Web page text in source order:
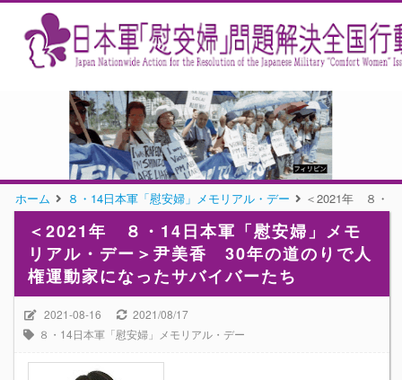
ホーム ８・14日本軍「慰安婦」メモリアル・デー ＜2021年 ８・
＜2021年 ８・14日本軍「慰安婦」メモ
リアル・デー＞尹美香 30年の道のりで人
権運動家になったサバイバーたち
2021-08-16
2021/08/17
８・14日本軍「慰安婦」メモリアル・デー